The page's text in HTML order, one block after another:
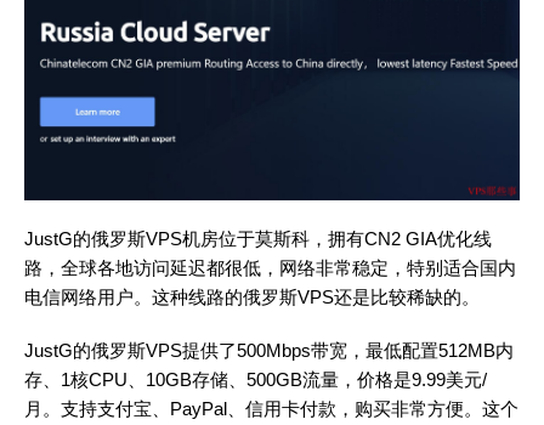
JustG的俄罗斯VPS机房位于莫斯科，拥有CN2 GIA优化线
路，全球各地访问延迟都很低，网络非常稳定，特别适合国内
电信网络用户。这种线路的俄罗斯VPS还是比较稀缺的。
JustG的俄罗斯VPS提供了500Mbps带宽，最低配置512MB内
存、1核CPU、10GB存储、500GB流量，价格是9.99美元/
月。支持支付宝、PayPal、信用卡付款，购买非常方便。这个